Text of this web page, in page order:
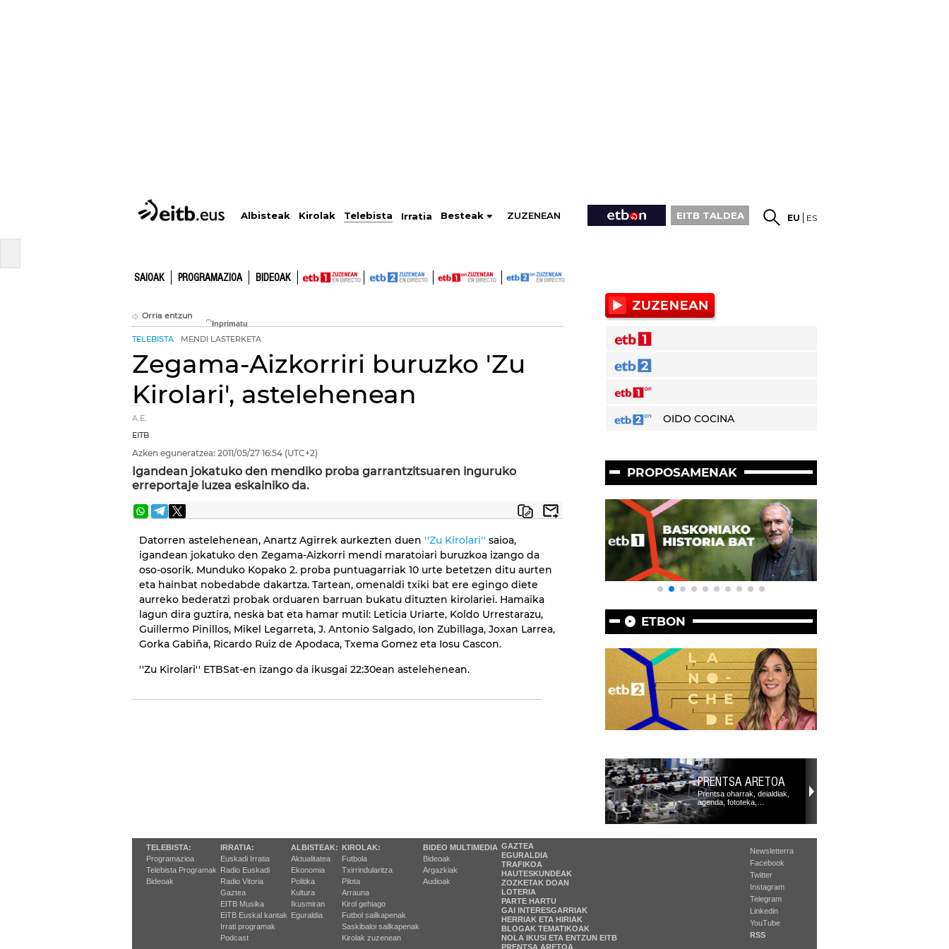
Albisteak Kirolak Telebista Irratia Besteak ZUZENEAN EITB TALDEA EU ES
SAIOAK PROGRAMAZIOA BIDEOAK
Orria entzun
TELEBISTA MENDI LASTERKETA
Zegama-Aizkorriri buruzko 'Zu
Kirolari', astelehenean
A.E.
EITB
Azken eguneratzea: 2011/05/27 16:54 (UTC+2)
Igandean jokatuko den mendiko proba garrantzitsuaren inguruko
erreportaje luzea eskainiko da.
Datorren astelehenean, Anartz Agirrek aurkezten duen ''Zu Kirolari'' saioa,
igandean jokatuko den Zegama-Aizkorri mendi maratoiari buruzkoa izango da
oso-osorik. Munduko Kopako 2. proba puntuagarriak 10 urte betetzen ditu aurten
eta hainbat nobedabde dakartza. Tartean, omenaldi txiki bat ere egingo diete
aurreko bederatzi probak orduaren barruan bukatu dituzten kirolariei. Hamaika
lagun dira guztira, neska bat eta hamar mutil: Leticia Uriarte, Koldo Urrestarazu,
Guillermo Pinillos, Mikel Legarreta, J. Antonio Salgado, Ion Zubillaga, Joxan Larrea,
Gorka Gabiña, Ricardo Ruiz de Apodaca, Txema Gomez eta Iosu Cascon.
''Zu Kirolari'' ETBSat-en izango da ikusgai 22:30ean astelehenean.
OIDO COCINA
PROPOSAMENAK
ETBON
PRENTSA ARETOA
Prentsa oharrak, deialdiak,
agenda, fototeka,…
TELEBISTA:
Programazioa
Telebista Programak
Bideoak
IRRATIA:
Euskadi Irratia
Radio Euskadi
Radio Vitoria
Gaztea
EITB Musika
EiTB Euskal kantak
Irrati programak
Podcast
ALBISTEAK:
Aktualitatea
Ekonomia
Politika
Kultura
Ikusmiran
Eguraldia
KIROLAK:
Futbola
Txirrindularitza
Pilota
Arrauna
Kirol gehiago
Futbol sailkapenak
Saskibaloi sailkapenak
Kirolak zuzenean
BIDEO MULTIMEDIA
Bideoak
Argazkiak
Audioak
GAZTEA
EGURALDIA
TRAFIKOA
HAUTESKUNDEAK
ZOZKETAK DOAN
LOTERIA
PARTE HARTU
GAI INTERESGARRIAK
HERRIAK ETA HIRIAK
BLOGAK TEMATIKOAK
NOLA IKUSI ETA ENTZUN EITB
PRENTSA ARETOA
Newsletterra
Facebook
Twitter
Instagram
Telegram
Linkedin
YouTube
RSS